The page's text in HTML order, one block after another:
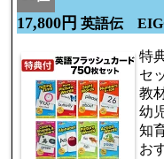
17,800円 英語伝
特
セ
教
幼
知
お